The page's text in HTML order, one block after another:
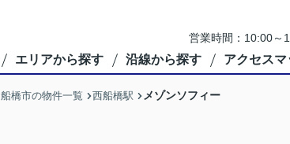
営業時間：10:00～
エリアから探す 沿線から探す アクセスマ
船橋市の物件一覧 西船橋駅 メゾンソフィー